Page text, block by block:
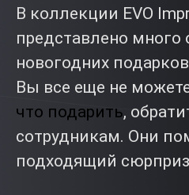
В коллекции EVO
представлено много
новогодних
Вы все еще не
что подарить,
сотрудникам. Они
подходящий